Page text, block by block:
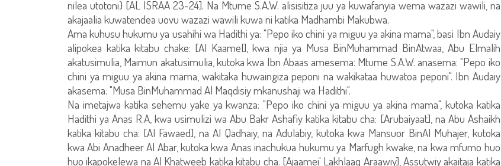
nilea utotoni} [AL ISRAA 23-24]. Na Mtume S.A.W. alisisitiza juu ya kuwafanyia wema wazazi wawili, na
akajaalia kuwatendea uovu wazazi wawili kuwa ni katika Madhambi Makubwa.
Ama kuhusu hukumu ya usahihi wa Hadithi ya: "Pepo iko chini ya miguu ya akina mama", basi Ibn Audaiy
alipokea katika kitabu chake: [Al Kaamel], kwa njia ya Musa BinMuhammad BinAtwaa, Abu Elmalih
akatusimulia, Maimun akatusimulia, kutoka kwa Ibn Abaas amesema: Mtume S.A.W. anasema: "Pepo iko
chini ya miguu ya akina mama, wakitaka huwaingiza peponi na wakikataa huwatoa peponi". Ibn Audaiy
akasema: "Musa BinMuhammad Al Maqdisiy mkanushaji wa Hadithi".
Na imetajwa katika sehemu yake ya kwanza: "Pepo iko chini ya miguu ya akina mama", kutoka katika
Hadithi ya Anas R.A, kwa usimulizi wa Abu Bakr Ashafiy katika kitabu cha: [Arubaiyaat], na Abu Ashaikh
katika kitabu cha: [Al Fawaed], na Al Qadhaiy, na Adulabiy, kutoka kwa Mansuor BinAl Muhajer, kutoka
kwa Abi Anadheer Al Abar, kutoka kwa Anas inachukua hukumu ya Marfugh kwake, na kwa mfumo huo
huo ikapokelewa na Al Khatweeb katika kitabu cha: [Ajaamei' Lakhlaaq Araawiy], Assutwiy akaitaja katika